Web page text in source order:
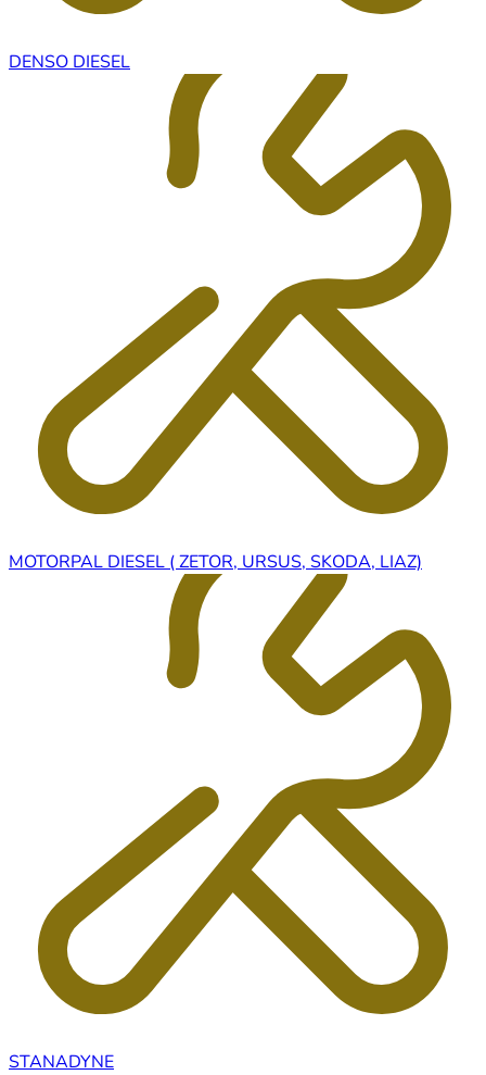
DENSO DIESEL
MOTORPAL DIESEL ( ZETOR, URSUS, SKODA, LIAZ)
STANADYNE